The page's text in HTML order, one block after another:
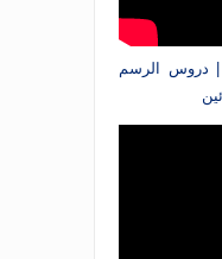
| دروس الرسم